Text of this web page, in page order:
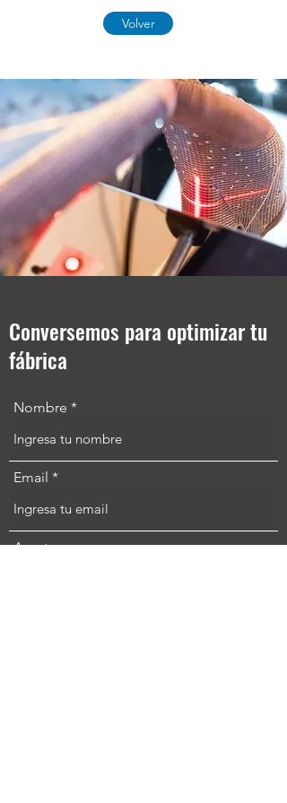
Volver
Conversemos para optimizar tu
fábrica
Nombre
Email
Asunto